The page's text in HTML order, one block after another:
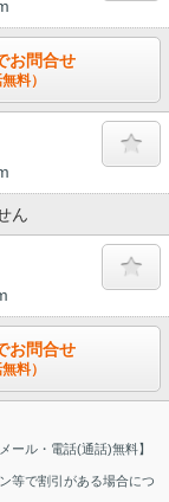
お問合せ
料）
ん
お問合せ
料）
ール・電話(通話)無料】
等で割引がある場合につ